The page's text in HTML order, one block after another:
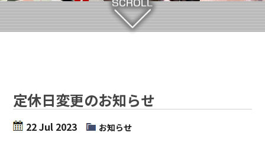
定休日変更のお知らせ
22 Jul 2023 お知らせ